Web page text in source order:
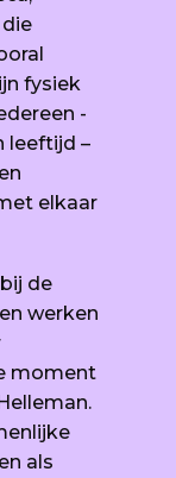
fysiek
-
leeftijd –
elkaar
de
werken
moment
als